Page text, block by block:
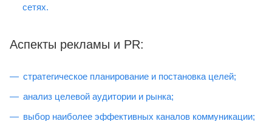
сетях.
Аспекты рекламы и PR:
стратегическое планирование и постановка целей;
анализ целевой аудитории и рынка;
выбор наиболее эффективных каналов коммуникации;